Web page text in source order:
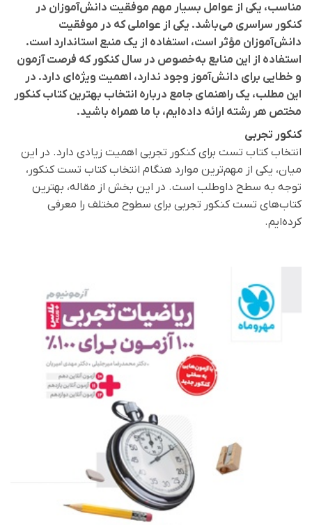
مناسب، یکی از عوامل بسیار مهم موفقیت دانش‌آموزان در
کنکور سراسری می‌باشد. یکی از عواملی که در موفقیت
دانش‌آموزان مؤثر است، استفاده از یک منبع استاندارد است.
استفاده از این منابع به‌خصوص در سال کنکور که فرصت آزمون
و خطایی برای دانش‌آموز وجود ندارد، اهمیت ویژه‌ای دارد. در
این مطلب، یک راهنمای جامع درباره انتخاب بهترین کتاب کنکور
مختص هر رشته ارائه داده‌ایم، با ما همراه باشید.
کنکور تجربی
انتخاب کتاب تست برای کنکور تجربی اهمیت زیادی دارد. در این
میان، یکی از مهم‌ترین موارد هنگام انتخاب کتاب تست کنکور،
توجه به سطح داوطلب است. در این بخش از مقاله، بهترین
کتاب‌های تست کنکور تجربی برای سطوح مختلف را معرفی
کرده‌ایم.